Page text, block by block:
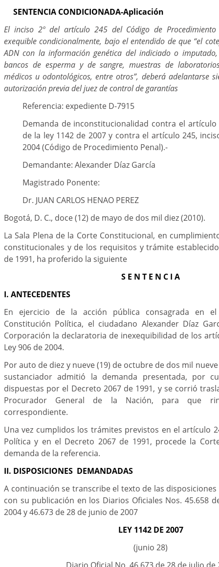
SENTENCIA CONDICIONADA-Aplicación
El inciso 2º del artículo 245 del Código de
exequible condicionalmente, bajo el entendido de que “el
ADN con la información genética del indiciado o
bancos de esperma y de sangre, muestras de
médicos u odontológicos, entre otros”, deberá adelantarse
autorización previa del juez de control de garantías
Referencia: expediente D-7915
Demanda de inconstitucionalidad contra el artículo
de la ley 1142 de 2007 y contra el artículo 245,
2004 (Código de Procedimiento Penal).-
Demandante: Alexander Díaz García
Magistrado Ponente:
Dr. JUAN CARLOS HENAO PEREZ
Bogotá, D. C., doce (12) de mayo de dos mil diez (2010).
La Sala Plena de la Corte Constitucional, en
constitucionales y de los requisitos y trámite
de 1991, ha proferido la siguiente
S E N T E N C I A
I. ANTECEDENTES
En ejercicio de la acción pública consagrada en
Constitución Política, el ciudadano Alexander Díaz
Corporación la declaratoria de inexequibilidad de los
Ley 906 de 2004.
Por auto de diez y nueve (19) de octubre de dos mil
sustanciador admitió la demanda presentada, por
dispuestas por el Decreto 2067 de 1991, y se corrió
Procurador General de la Nación, para que
correspondiente.
Una vez cumplidos los trámites previstos en el artículo
Política y en el Decreto 2067 de 1991, procede la
demanda de la referencia.
II. DISPOSICIONES DEMANDADAS
A continuación se transcribe el texto de las
con su publicación en los Diarios Oficiales Nos. 45.658
2004 y 46.673 de 28 de junio de 2007
LEY 1142 DE 2007
(junio 28)